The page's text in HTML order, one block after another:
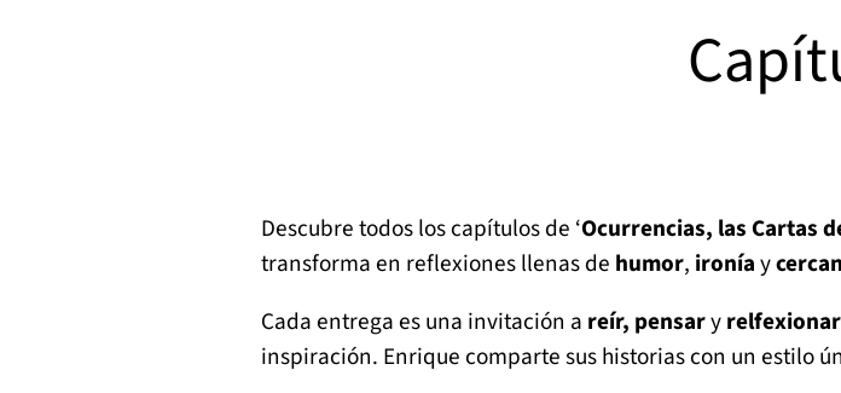
Descubre todos los capítulos de ‘Ocurrencias, las Cartas
transforma en reflexiones llenas de humor, ironíay
Cada entrega es una invitación a reír, pensaryrelfexionar
inspiración. Enrique comparte sus historias con un estilo